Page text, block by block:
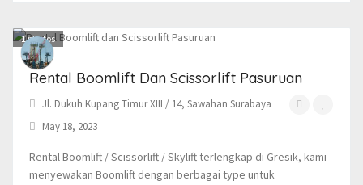
1photos
Rental Boomlift Dan Scissorlift Pasuruan
Jl. Dukuh Kupang Timur XIII / 14, Sawahan Surabaya
May 18, 2023
Rental Boomlift / Scissorlift / Skylift terlengkap di Gresik, kami
menyewakan Boomlift dengan berbagai type untuk